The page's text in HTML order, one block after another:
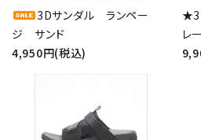
3Dサンダル ランペー
ジ サンド
4,950円(税込)
レー